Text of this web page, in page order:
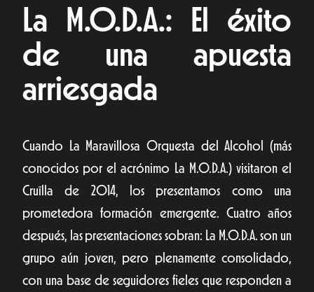
La M.O.D.A.: El éxito
de una apuesta
arriesgada
Cuando La Maravillosa Orquesta del Alcohol (más
conocidos por el acrónimo La M.O.D.A.) visitaron el
Cruïlla de 2014, los presentamos como una
prometedora formación emergente. Cuatro años
después, las presentaciones sobran: La M.O.D.A. son un
grupo aún joven, pero plenamente consolidado,
con una base de seguidores fieles que responden a